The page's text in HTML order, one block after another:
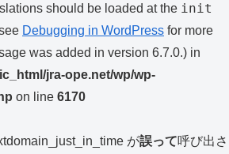
should be loaded at the init
Debugging in WordPress for more
was added in version 6.7.0.) in
jra-ope.net/wp/wp-
on line 6170
が誤って呼び出さ